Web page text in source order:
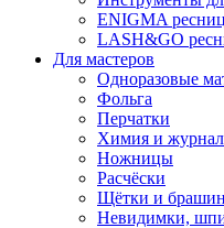
ENIGMA
LASH&GO
Для мастеров
Одноразовые
Фольга
Перчатки
Химия и
Ножницы
Расчёски
Щётки и
Невидимки,